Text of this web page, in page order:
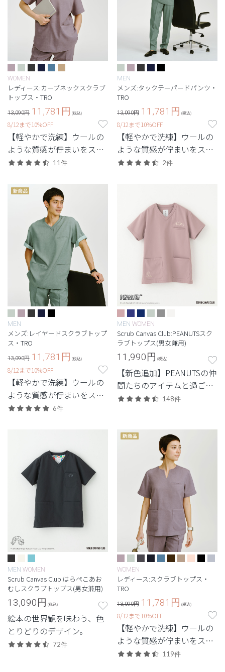
WOMEN
レディース:カーブネックスクラブ
トップス・TRO
13,090円 11,781 円 (税込)
8/12まで10%OFF
【軽やかで洗練】ウールの
ような質感が佇まいをスマ
ートに引き立てる定番シリ
11件
MEN
メンズ:タックテーパードパンツ・
TRO
13,090円 11,781 円 (税込)
8/12まで10%OFF
【軽やかで洗練】ウールの
ような質感が佇まいをスマ
ートに引き立てる定番シリ
2件
MEN
メンズ:レイヤードスクラブトップ
ス・TRO
13,090円 11,781 円 (税込)
8/12まで10%OFF
【軽やかで洗練】ウールの
ような質感が佇まいをスマ
ートに引き立てる定番シリ
6件
MEN WOMEN
Scrub Canvas Club:PEANUTSスク
ラブトップス(男女兼用)
11,990円 (税込)
【新色追加】PEANUTSの仲
間たちのアイテムと過ご
す、心あたたまるスクラブ
148件
MEN WOMEN
Scrub Canvas Club:はらぺこあお
むしスクラブトップス(男女兼用)
13,090円 (税込)
絵本の世界観を味わう、色
とりどりのデザイン。
72件
WOMEN
レディース:スクラブトップス・
TRO
13,090円 11,781 円 (税込)
8/12まで10%OFF
【軽やかで洗練】ウールの
ような質感が佇まいをスマ
ートに引き立てる定番シリ
119件